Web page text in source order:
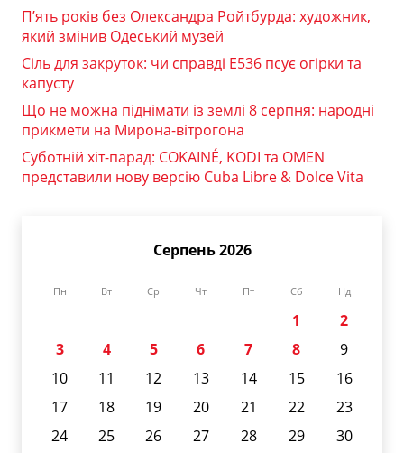
П’ять років без Олександра Ройтбурда: художник,
який змінив Одеський музей
Сіль для закруток: чи справді Е536 псує огірки та
капусту
Що не можна піднімати із землі 8 серпня: народні
прикмети на Мирона-вітрогона
Суботній хіт-парад: COKAINÉ, KODI та OMEN
представили нову версію Cuba Libre & Dolce Vita
Серпень 2026
Пн Вт Ср Чт Пт Сб Нд
1
2
3
4 5 6 7 8
9
10
11 12 13 14 15
16
17
18 19 20 21 22
23
24
25 26 27 28 29
30